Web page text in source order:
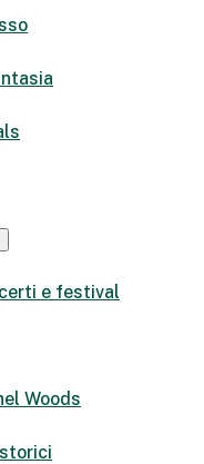
e festival
Woods